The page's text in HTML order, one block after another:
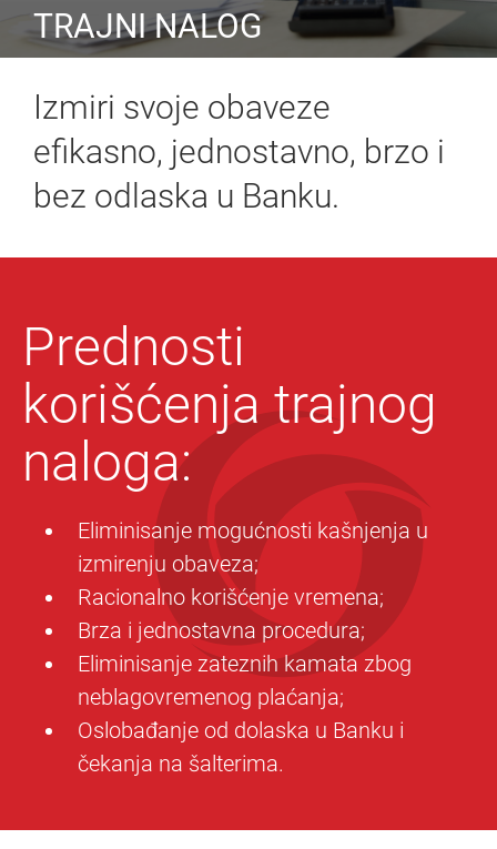
TRAJNI NALOG
Izmiri svoje obaveze
efikasno, jednostavno, brzo i
bez odlaska u Banku.
Prednosti
korišćenja trajnog
naloga:
Eliminisanje mogućnosti kašnjenja u
izmirenju obaveza;
Racionalno korišćenje vremena;
Brza i jednostavna procedura;
Eliminisanje zateznih kamata zbog
neblagovremenog plaćanja;
Oslobađanje od dolaska u Banku i
čekanja na šalterima.